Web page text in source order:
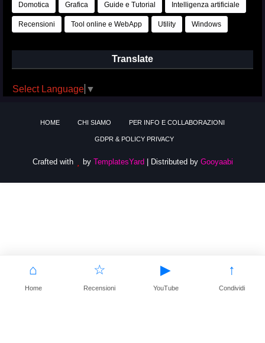
Domotica Grafica Guide e Tutorial Intelligenza artificiale
Recensioni Tool online e WebApp Utility Windows
Translate
Select Language ▼
HOME CHI SIAMO PER INFO E COLLABORAZIONI
GDPR & POLICY PRIVACY
Crafted with by TemplatesYard | Distributed by Gooyaabi
⌂
Home
☆
Recensioni
▶
YouTube
↑
Condividi